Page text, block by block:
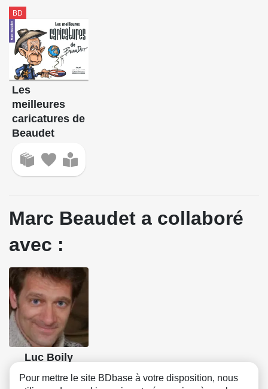
BD
Les
meilleures
caricatures de
Beaudet
Marc Beaudet a collaboré
avec :
Luc Boily
Pour mettre le site BDbase à votre disposition, nous